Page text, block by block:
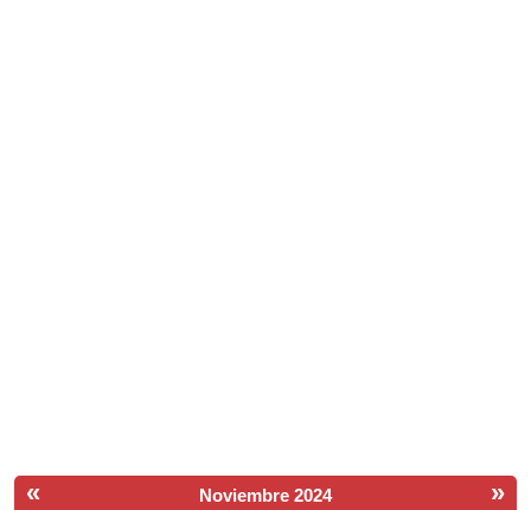
« »
Noviembre 2024